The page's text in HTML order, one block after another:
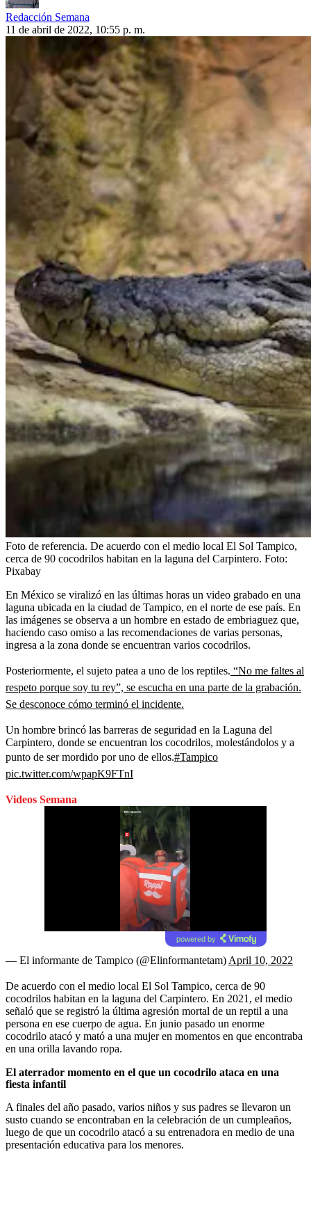
Redacción Semana
11 de abril de 2022, 10:55 p. m.
Foto de referencia. De acuerdo con el medio local El Sol Tampico,
cerca de 90 cocodrilos habitan en la laguna del Carpintero. Foto:
Pixabay
En México se viralizó en las últimas horas un video grabado en una
laguna ubicada en la ciudad de Tampico, en el norte de ese país. En
las imágenes se observa a un hombre en estado de embriaguez que,
haciendo caso omiso a las recomendaciones de varias personas,
ingresa a la zona donde se encuentran varios cocodrilos.
Posteriormente, el sujeto patea a uno de los reptiles. “No me faltes al
respeto porque soy tu rey”, se escucha en una parte de la grabación.
Se desconoce cómo terminó el incidente.
Un hombre brincó las barreras de seguridad en la Laguna del
Carpintero, donde se encuentran los cocodrilos, molestándolos y a
punto de ser mordido por uno de ellos.#Tampico
pic.twitter.com/wpapK9FTnI
Videos Semana
powered by
— El informante de Tampico (@Elinformantetam) April 10, 2022
De acuerdo con el medio local El Sol Tampico, cerca de 90
cocodrilos habitan en la laguna del Carpintero. En 2021, el medio
señaló que se registró la última agresión mortal de un reptil a una
persona en ese cuerpo de agua. En junio pasado un enorme
cocodrilo atacó y mató a una mujer en momentos en que encontraba
en una orilla lavando ropa.
El aterrador momento en el que un cocodrilo ataca en una
fiesta infantil
A finales del año pasado, varios niños y sus padres se llevaron un
susto cuando se encontraban en la celebración de un cumpleaños,
luego de que un cocodrilo atacó a su entrenadora en medio de una
presentación educativa para los menores.